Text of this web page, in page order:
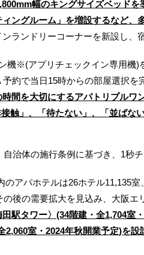
幅のキングサイズベッド
ングルーム」を増設するなど、
ランドリーコーナーを新設し、
機※(アプリチェックイン専用機)
約で当日15時からの部屋選択
間を大切にするアパトリプルワ
触」、「待たない」、「並ばな
治体の施行条例に基づき、1秒
アパホテルは26ホテル11,135
後の需要拡大を見込み、大阪
駅タワー〉(34階建・全1,704室
室・2024年秋開業予定)を設